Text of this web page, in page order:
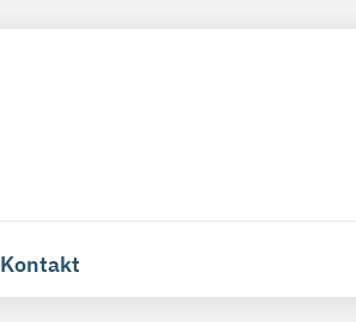
Kontakt